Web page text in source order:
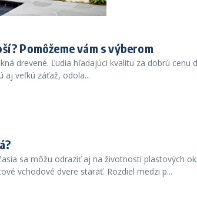
Pomôžeme vám s výberom
drevené. Ľudia hľadajúci kvalitu za dobrú cenu
aj veľkú záťaž, odola...
sa môžu odraziť aj na životnosti plastových
vchodové dvere starať. Rozdiel medzi p...